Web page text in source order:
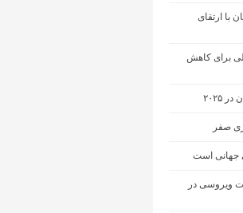
با ارتقای
برای کاهش
صفر
جهانی است
ویروسی در